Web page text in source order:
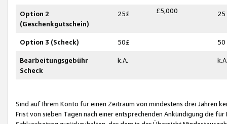
Option 2
(Geschenkgutschein)
25£ £5,000 25
Option 3 (Scheck) 50£ 50
Bearbeitungsgebühr
Scheck
k.A.
Sind auf Ihrem Konto für einen Zeitraum von mindestens drei Jahren
Frist von sieben Tagen nach einer entsprechenden Ankündigung die